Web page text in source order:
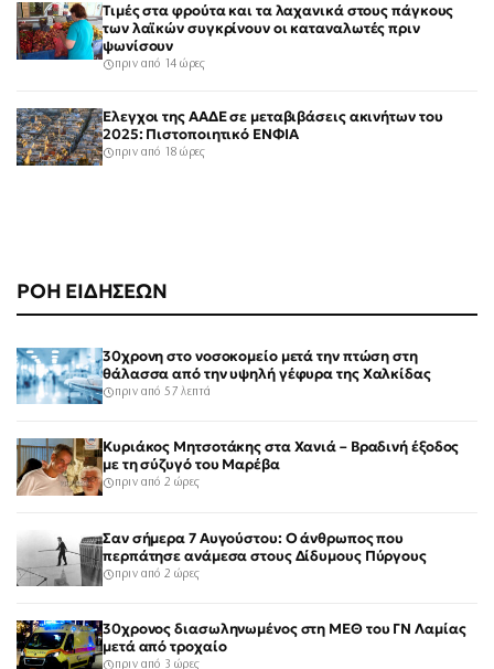
ΡΟΗ ΕΙΔΗΣΕΩΝ
30χρονη στο νοσοκομείο μετά την πτώση στη
θάλασσα από την υψηλή γέφυρα της Χαλκίδας
πριν από 57 λεπτά
Κυριάκος Μητσοτάκης στα Χανιά – Βραδινή έξοδος
με τη σύζυγό του Μαρέβα
πριν από 2 ώρες
Σαν σήμερα 7 Αυγούστου: Ο άνθρωπος που
περπάτησε ανάμεσα στους Δίδυμους Πύργους
πριν από 2 ώρες
30χρονος διασωληνωμένος στη ΜΕΘ του ΓΝ Λαμίας
μετά από τροχαίο
πριν από 3 ώρες
Τιμές στα φρούτα και τα λαχανικά στους πάγκους
των λαϊκών συγκρίνουν οι καταναλωτές πριν
ψωνίσουν
πριν από 14 ώρες
Έλεγχοι της ΑΑΔΕ σε μεταβιβάσεις ακινήτων του
2025: Πιστοποιητικό ΕΝΦΙΑ
πριν από 18 ώρες